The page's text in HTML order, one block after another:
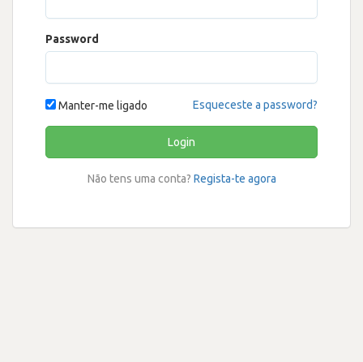
Password
Manter-me ligado Esqueceste a password?
Login
Não tens uma conta? Regista-te agora